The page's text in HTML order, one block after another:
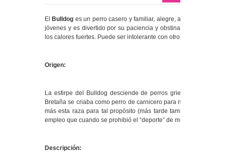
ElBulldog es un perro casero y familiar, alegre, amigable y con
jóvenes y es divertido por su paciencia y obstinación. Suele
los calores fuertes. Puede ser intolerante con otros animales si
Origen:
La estirpe del Bulldog desciende de perros griegos de la
Bretaña se criaba como perro de carnicero para morder a los
más esta raza para tal propósito (más tarde también se usó
empleo que cuando se prohibió el “deporte” de morder toros, en
Descripción: